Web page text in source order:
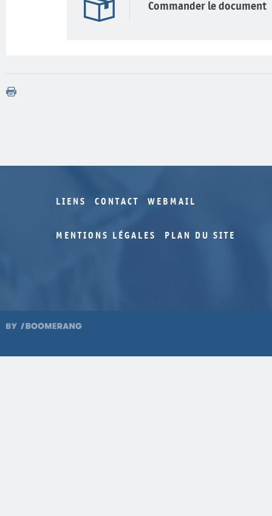
Commander le document
LIENS CONTACT WEBMAIL
MENTIONS LÉGALES PLAN DU SITE